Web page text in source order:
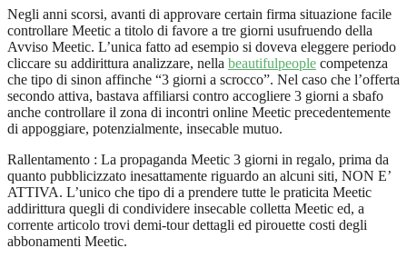
Negli anni scorsi, avanti di approvare certain firma situazione facile
controllare Meetic a titolo di favore a tre giorni usufruendo della
Avviso Meetic. L’unica fatto ad esempio si doveva eleggere periodo
cliccare su addirittura analizzare, nella beautifulpeople competenza
che tipo di sinon affinche “3 giorni a scrocco”. Nel caso che l’offerta
secondo attiva, bastava affiliarsi contro accogliere 3 giorni a sbafo
anche controllare il zona di incontri online Meetic precedentemente
di appoggiare, potenzialmente, insecable mutuo.
Rallentamento : La propaganda Meetic 3 giorni in regalo, prima da
quanto pubblicizzato inesattamente riguardo an alcuni siti, NON E’
ATTIVA. L’unico che tipo di a prendere tutte le praticita Meetic
addirittura quegli di condividere insecable colletta Meetic ed, a
corrente articolo trovi demi-tour dettagli ed pirouette costi degli
abbonamenti Meetic.